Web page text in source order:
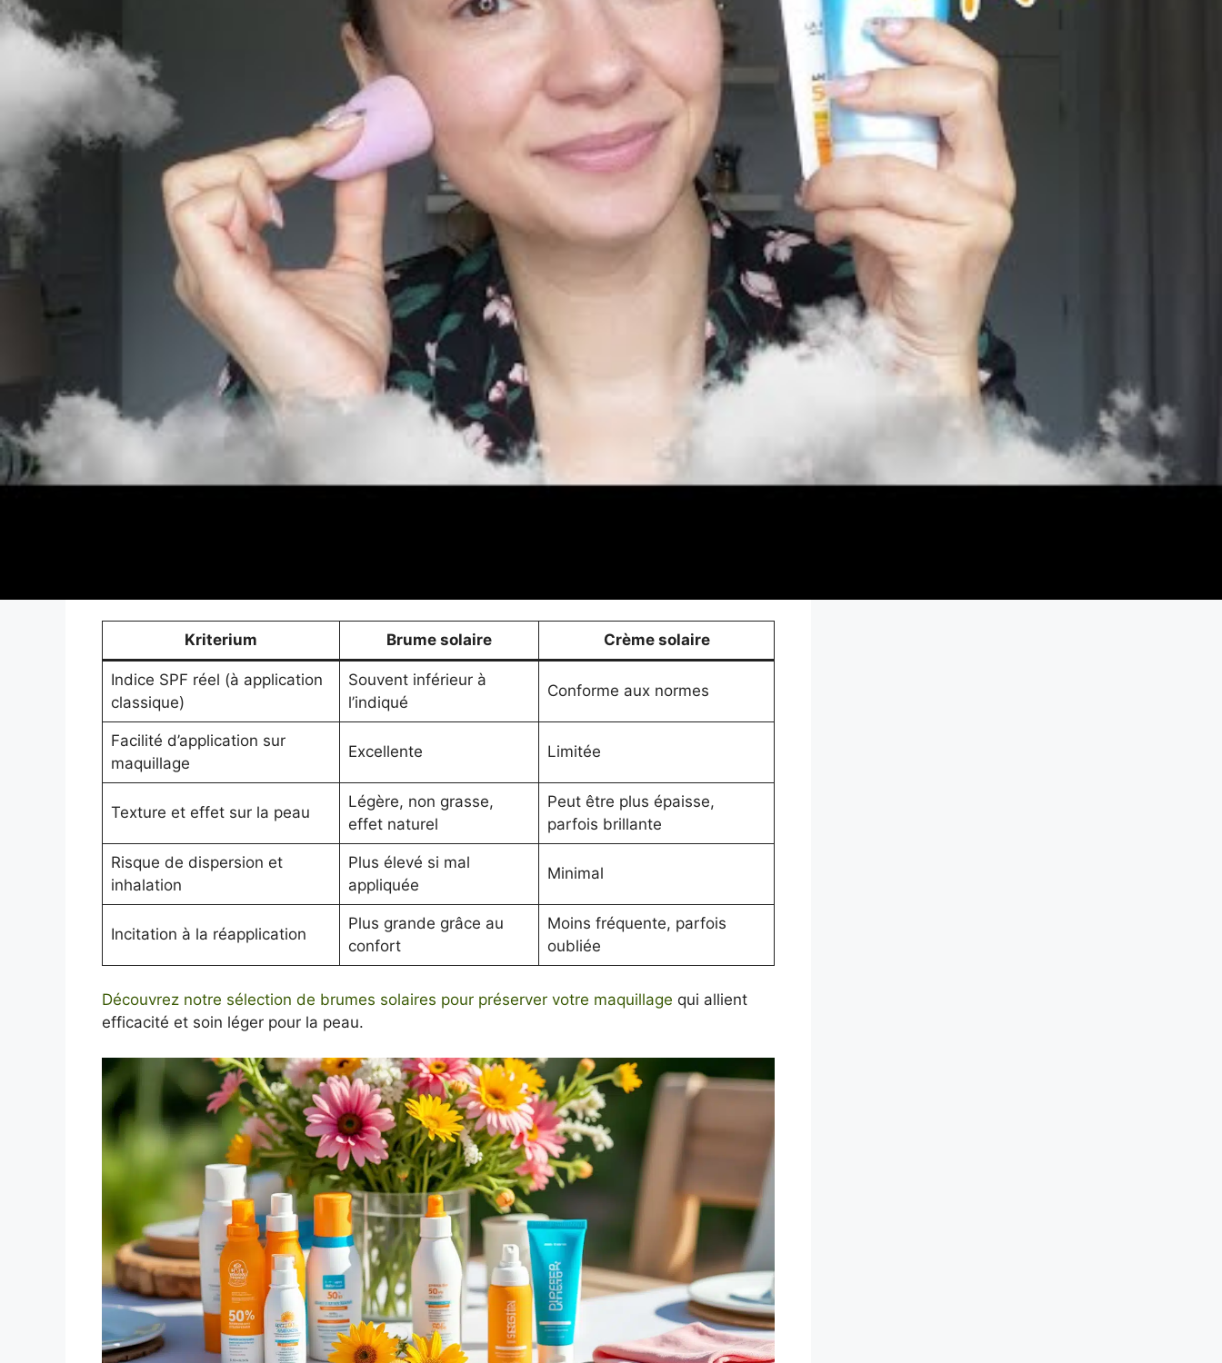
Pour maximiser l’efficacité de la brume solaire, il est conseillé de vaporiser le produit dans
la paume de la main avant de l’appliquer délicatement sur le visage. Ce geste évite la
dispersion du produit par le vent et limite les risques d’inhalation des aérosols. De plus, cela
permet de contrôler la dose déposée et d’assurer une couverture homogène, essentielle
pour une
protection solairerenforcée.
Un indicateur visuel simple d’une application suffisante est la légère brillance de la peau
après pose. Ce signe garantit que la couche protectrice est bien formée, offrant une
barrière contre les rayons UV. Sans cette vigilance, labrume solairepeut devenir une
protection insuffisante, surtout si elle est privilégiée à la crème solaire par simple
commodité.
Comparaison détaillée entre brume et crème
solaire : efficacité, confort et praticité
En conditions réelles, la crème solaire reste la référence pour une
protection solaire
complète et durable, notamment grâce à sa texture qui permet de visualiser l’application.
Elle garantit également une meilleure tenue face à la transpiration ou à l’eau. En revanche,
Kriterium Brume solaire Crème solaire
Indice SPF réel (à application
classique)
Souvent inférieur à
l’indiqué
Conforme aux normes
Facilité d’application sur
maquillage
Excellente Limitée
Texture et effet sur la peau
Légère, non grasse,
effet naturel
Peut être plus épaisse,
parfois brillante
Risque de dispersion et
inhalation
Plus élevé si mal
appliquée
Minimal
Incitation à la réapplication
Plus grande grâce au
confort
Moins fréquente, parfois
oubliée
Découvrez notre sélection de brumes solaires pour préserver votre maquillage qui allient
efficacité et soin léger pour la peau.